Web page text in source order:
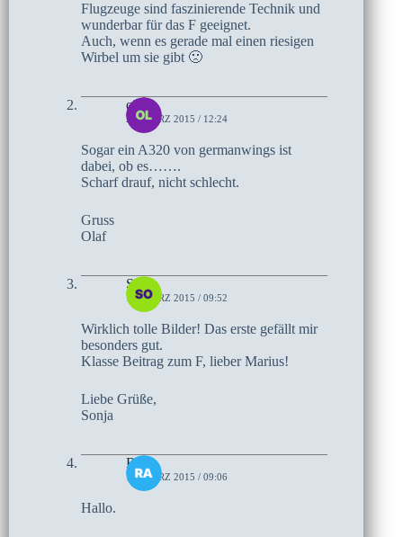
Flugzeuge sind faszinierende Technik und
wunderbar für das F geeignet.
Auch, wenn es gerade mal einen riesigen
Wirbel um sie gibt 🙁
olaf
28. MÄRZ 2015 / 12:24
Sogar ein A320 von germanwings ist
dabei, ob es…….
Scharf drauf, nicht schlecht.
Gruss
Olaf
Sonja
19. MÄRZ 2015 / 09:52
Wirklich tolle Bilder! Das erste gefällt mir
besonders gut.
Klasse Beitrag zum F, lieber Marius!
Liebe Grüße,
Sonja
Ralf
18. MÄRZ 2015 / 09:06
Hallo.